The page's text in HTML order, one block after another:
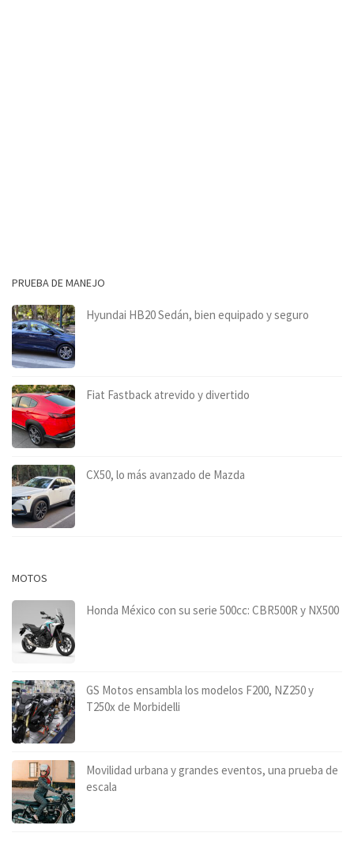
PRUEBA DE MANEJO
Hyundai HB20 Sedán, bien equipado y seguro
Fiat Fastback atrevido y divertido
CX50, lo más avanzado de Mazda
MOTOS
Honda México con su serie 500cc: CBR500R y NX500
GS Motos ensambla los modelos F200, NZ250 y
T250x de Morbidelli
Movilidad urbana y grandes eventos, una prueba de
escala